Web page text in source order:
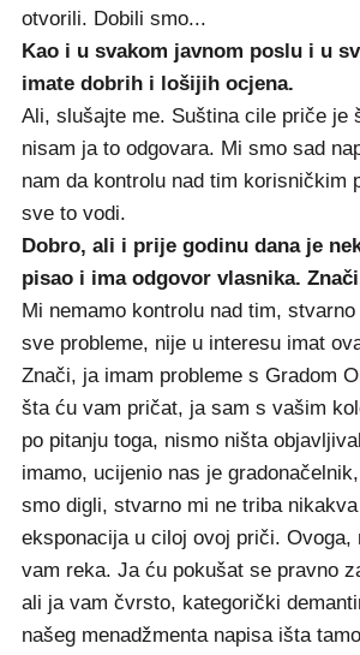
otvorili. Dobili smo...
Kao i u svakom javnom poslu i u
imate dobrih i lošijih ocjena.
Ali, slušajte me. Suština cile priče je
nisam ja to odgovara. Mi smo sad
nam da kontrolu nad tim korisničkim
sve to vodi.
Dobro, ali i prije godinu dana je
pisao i ima odgovor vlasnika.
Mi nemamo kontrolu nad tim,
sve probleme, nije u interesu imat
Znači, ja imam probleme s Gradom
šta ću vam pričat, ja sam s vašim
po pitanju toga, nismo ništa
imamo, ucijenio nas je
smo digli, stvarno mi ne triba
eksponacija u ciloj ovoj priči. Ovoga,
vam reka. Ja ću pokušat se pravno
ali ja vam čvrsto, kategorički
našeg menadžmenta napisa išta